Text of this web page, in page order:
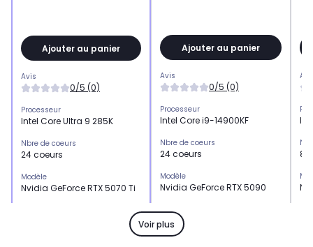
Ajouter au panier
Avis
0/5 (0)
Processeur
Intel Core Ultra 9 285K
Nbre de coeurs
24 coeurs
Modèle
Nvidia GeForce RTX 5070 Ti
Ajouter au panier
Avis
0/5 (0)
Processeur
Intel Core i9-14900KF
Nbre de coeurs
24 coeurs
Modèle
Nvidia GeForce RTX 5090
Mémoire de la carte graphique
32 Go
8
Voir plus